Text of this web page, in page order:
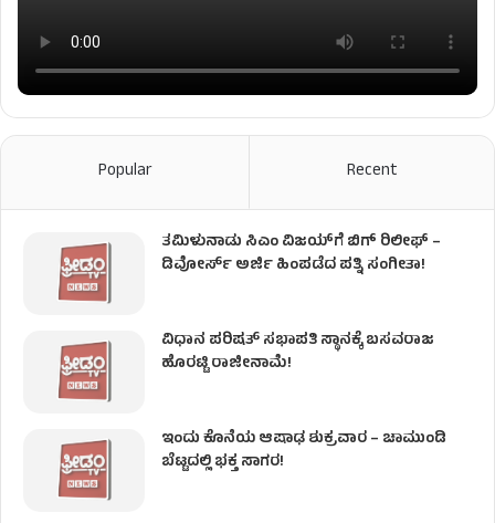
Popular Recent
ತಮಿಳುನಾಡು ಸಿಎಂ ವಿಜಯ್‌ಗೆ ಬಿಗ್ ರಿಲೀಫ್ –
ಡಿವೋರ್ಸ್ ಅರ್ಜಿ ಹಿಂಪಡೆದ ಪತ್ನಿ ಸಂಗೀತಾ!
ವಿಧಾನ ಪರಿಷತ್ ಸಭಾಪತಿ ಸ್ಥಾನಕ್ಕೆ ಬಸವರಾಜ
ಹೊರಟ್ಟಿ ರಾಜೀನಾಮೆ!
ಇಂದು ಕೊನೆಯ ಆಷಾಢ ಶುಕ್ರವಾರ – ಚಾಮುಂಡಿ
ಬೆಟ್ಟದಲ್ಲಿ ಭಕ್ತ ಸಾಗರ!